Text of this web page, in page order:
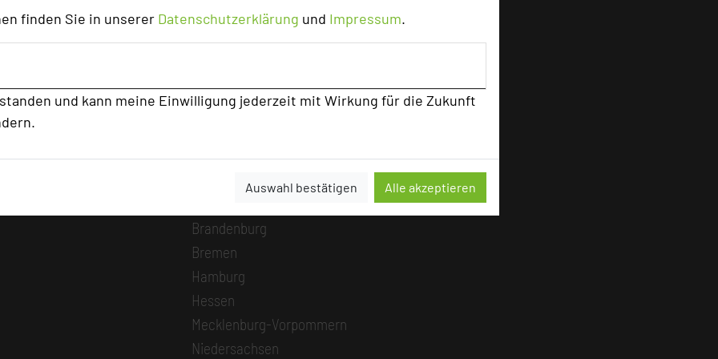
finden Sie in unserer Datenschutzerklärung und Impressum.
und kann meine Einwilligung jederzeit mit Wirkung für die Zukunft
Auswahl bestätigen Alle akzeptieren
MICE Start
Login
Alle Informationen
Baden-Württemberg
Brandenburg
Bremen
Hamburg
Hessen
Mecklenburg-Vorpommern
Niedersachsen